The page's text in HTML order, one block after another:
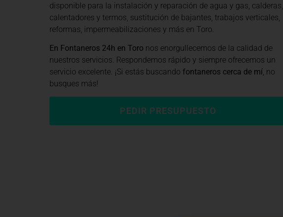
disponible para la instalación y reparación de agua y gas, calderas,
calentadores y termos, sustitución de bajantes, trabajos verticales,
reformas, impermeabilizaciones y más en Toro.
En Fontaneros 24h en Toro nos enorgullecemos de la calidad de
nuestros servicios. Respondemos rápido y siempre ofrecemos un
servicio excelente. ¡Si estás buscando fontaneros cerca de mí, no
busques más!
PEDIR PRESUPUESTO